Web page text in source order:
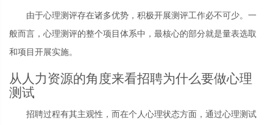
由于心理测评存在诸多优势，积极开展测评工作必不可少。一
般而言，心理测评的整个项目体系中，最核心的部分就是量表选取
和项目开展实施。
从人力资源的角度来看招聘为什么要做心理
测试
招聘过程有其主观性，而在个人心理状态方面，通过心理测试